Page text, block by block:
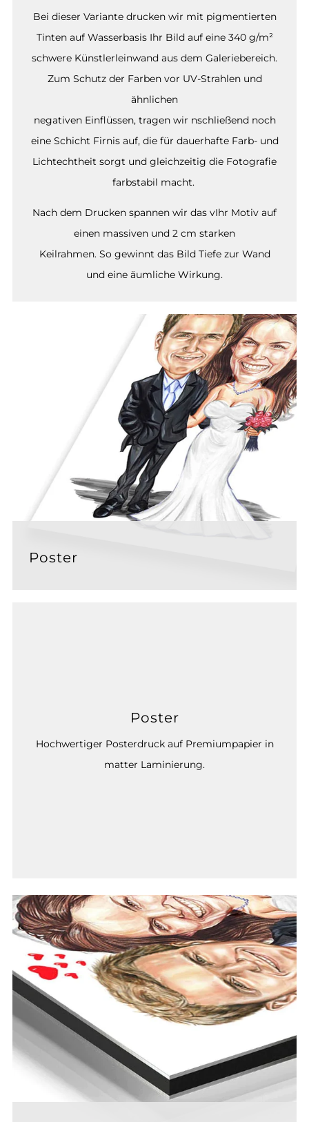
Bei dieser Variante drucken wir mit pigmentierten
Tinten auf Wasserbasis Ihr Bild auf eine 340 g/m²
schwere Künstlerleinwand aus dem Galeriebereich.
Zum Schutz der Farben vor UV-Strahlen und
ähnlichen
negativen Einflüssen, tragen wir nschließend noch
eine Schicht Firnis auf, die für dauerhafte Farb- und
Lichtechtheit sorgt und gleichzeitig die Fotografie
farbstabil macht.
Nach dem Drucken spannen wir das vIhr Motiv auf
einen massiven und 2 cm starken
Keilrahmen. So gewinnt das Bild Tiefe zur Wand
und eine äumliche Wirkung.
Poster
Poster
Hochwertiger Posterdruck auf Premiumpapier in
matter Laminierung.